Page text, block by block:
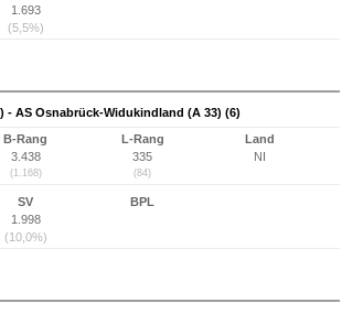
1.693
(5,5%)
- AS Osnabrück-Widukindland (A 33) (6)
B-Rang
3.438
(1.168)
L-Rang
335
(84)
Land
NI
SV
1.998
(10,0%)
BPL